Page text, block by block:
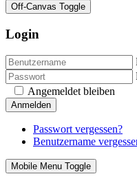
Off-Canvas Toggle
Login
Angemeldet bleiben
Anmelden
Passwort vergessen?
Benutzername
Mobile Menu Toggle